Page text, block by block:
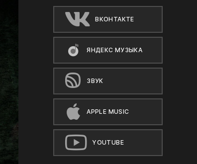
ВКОНТАКТЕ
ЯНДЕКС МУЗЫКА
ЗВУК
APPLE MUSIC
YOUTUBE